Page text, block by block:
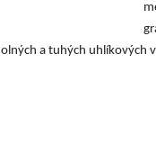
a tuhých uhlíkových